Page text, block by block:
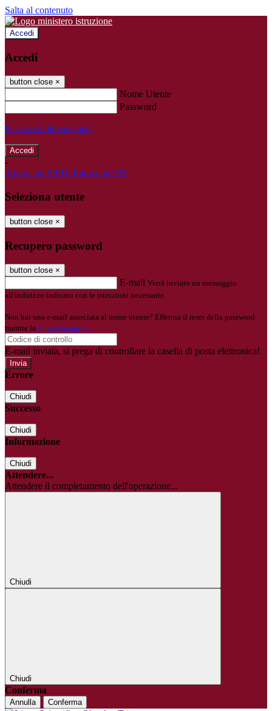
Salta al contenuto
Accedi
Accedi
button close ×
Nome Utente
Password
Password dimenticata?
-
Entra con SPID Entra con CIE
Seleziona utente
button close ×
Recupero password
button close ×
E-mail Verrà inviato un messaggio
all'indirizzo indicato con le istruzioni necessarie.
Non hai una e-mail associata al nome utente? Effettua il reset della password
tramite la Login Spaggiari
E-mail inviata, si prega di controllare la casella di posta elettronica!
Errore
Chiudi
Successo
Chiudi
Informazione
Chiudi
Attendere...
Attendere il completamento dell'operazione...
Chiudi
Chiudi
Conferma
Annulla Conferma